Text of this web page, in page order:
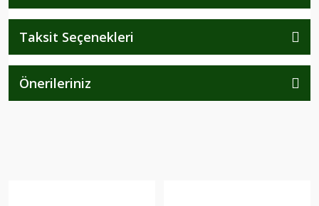
Taksit Seçenekleri
Önerileriniz